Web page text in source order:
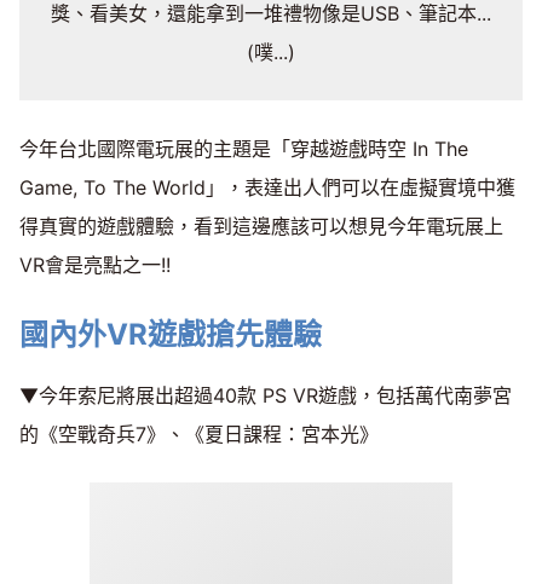
獎、看美女，還能拿到一堆禮物像是USB、筆記本...
(噗...)
今年台北國際電玩展的主題是「穿越遊戲時空 In The
Game, To The World」，表達出人們可以在虛擬實境中獲
得真實的遊戲體驗，看到這邊應該可以想見今年電玩展上
VR會是亮點之一!!
國內外VR遊戲搶先體驗
▼今年索尼將展出超過40款 PS VR遊戲，包括萬代南夢宮
的《空戰奇兵7》、《夏日課程：宮本光》